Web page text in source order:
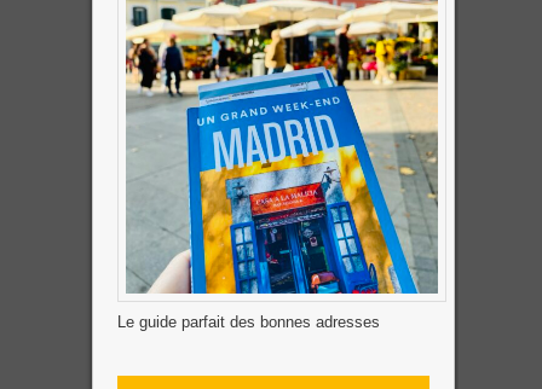
Le guide parfait des bonnes adresses